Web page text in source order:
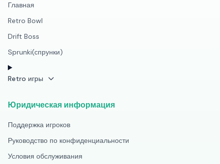
Главная
Retro Bowl
Drift Boss
Sprunki(спрунки)
Retro игры
Юридическая информация
Поддержка игроков
Руководство по конфиденциальности
Условия обслуживания